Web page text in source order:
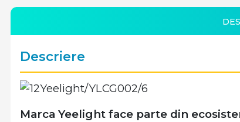
Descriere
Marca Yeelight face parte din